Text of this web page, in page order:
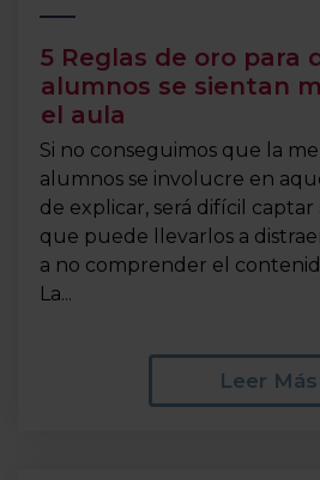
5 Reglas de oro para
alumnos se sientan
el aula
Si no conseguimos que la
alumnos se involucre en
de explicar, será difícil
que puede llevarlos a
a no comprender el
La...
Leer Más